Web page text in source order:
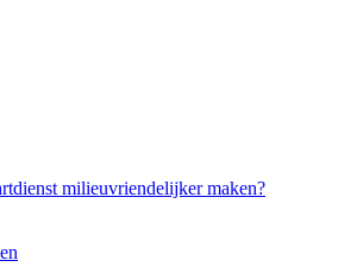
milieuvriendelijker maken?